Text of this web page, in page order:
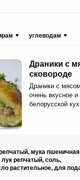
углеводам
Драники с
сковороде
Драники с
очень вкусное
белорусской
мука
лук репчатый, соль,
растительное, для